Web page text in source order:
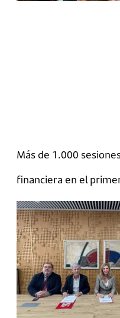
Más de 1.000
financiera en el